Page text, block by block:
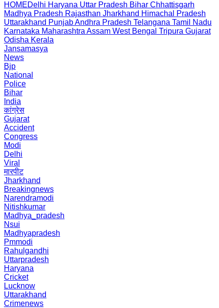
HOMEDelhi Haryana Uttar Pradesh Bihar Chhattisgarh
Madhya Pradesh Rajasthan Jharkhand Himachal Pradesh
Uttarakhand PunjabAndhra Pradesh Telangana Tamil Nadu
Karnataka Maharashtra Assam West Bengal Tripura Gujarat
Odisha Kerala
Jansamasya
News
Bjp
National
Police
Bihar
India
कांग्रेस
Gujarat
Accident
Congress
Modi
Delhi
Viral
मारपीट
Jharkhand
Breakingnews
Narendramodi
Nitishkumar
Madhya_pradesh
Nsui
Madhyapradesh
Pmmodi
Rahulgandhi
Uttarpradesh
Haryana
Cricket
Lucknow
Uttarakhand
Crimenews